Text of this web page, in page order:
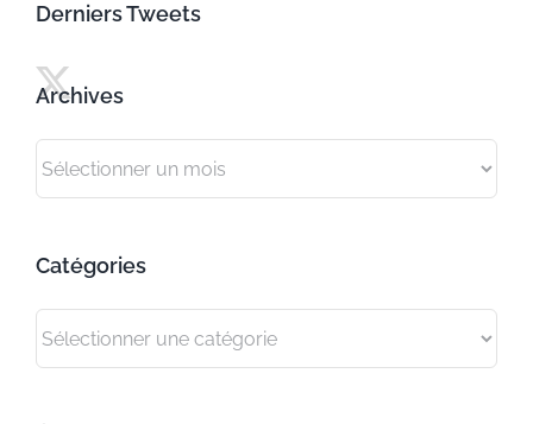
Derniers Tweets
Archives
Catégories